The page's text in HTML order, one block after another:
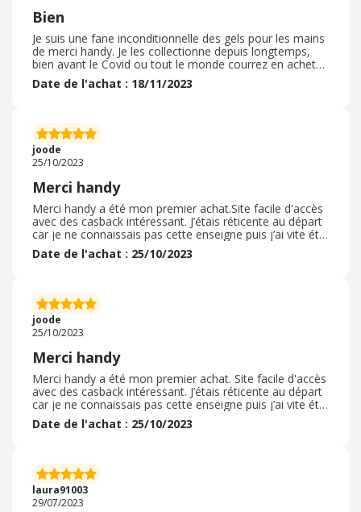
Bien
Je suis une fane inconditionnelle des gels pour les mains
de merci handy. Je les collectionne depuis longtemps,
bien avant le Covid ou tout le monde courrez en acheter!
Justement j’avais déjà ma collection et on voulait me les
poquer. Ils sentent tellement bons, des odeurs
ou la collection signes astros que j’ai adoré! Les autres
produits sont aussi bien, comme le sérum magique, les
bombes de bain et shampoing sec que j’aime beaucoup
Date de l'achat : 18/11/2023
joode
25/10/2023
Merci handy
Merci handy a été mon premier achat.Site facile d'accès
avec des casback intéressant. J’étais réticente au départ
car je ne connaissais pas cette enseigne puis j’ai vite été
convaincue de continuer mes achats via cette
plateforme,un cadeau est offert à chaque commande, la
supplémentaires et j’ai été totalement surprise et
satisfaite des produits que j’ai reçu Je recommande
vivement se site qui mérite d'être connue.
Date de l'achat : 25/10/2023
joode
25/10/2023
Merci handy
Merci handy a été mon premier achat. Site facile d'accès
avec des casback intéressant. J’étais réticente au départ
car je ne connaissais pas cette enseigne puis j’ai vite été
convaincue de continuer mes achats via cette
plateforme, un cadeau est offert à chaque commande,
supplémentaires et j’ai été totalement surprise et
satisfaite des produits que j’ai reçu Je recommande
vivement se site qui mérite d'être connue.
Date de l'achat : 25/10/2023
laura91003
29/07/2023